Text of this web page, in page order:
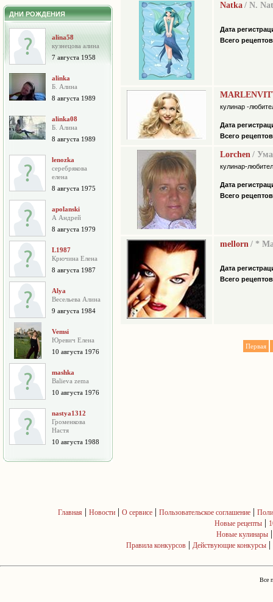
ДНИ РОЖДЕНИЯ
alina58
кузнецова алина
7 августа 1958
alinka
Б. Алина
8 августа 1989
alinka08
Б. Алина
8 августа 1989
lenozka
серебрякова
елена
8 августа 1975
apolanski
А Андрей
8 августа 1979
L1987
Крючина Елена
8 августа 1987
Alya
Весельева Алина
9 августа 1984
Vemsi
Юревич Елена
10 августа 1976
mashka
Balieva zema
10 августа 1976
nastya1312
Громенкова
Настя
10 августа 1988
Natka / N.
Дата
Всего
кулинар -
Дата
Всего
Lorchen /
кулинар-
Дата
Всего
mellorn / *
Дата
Всего
Первая
Главная | Новости| О сервисе| Пользовательское соглашение|
Новые рецепты |
Новые кулинары
Правила конкурсов | Действующие конкурсы |
Все